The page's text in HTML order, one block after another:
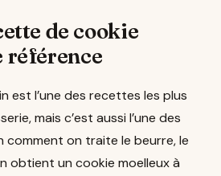
de cookie
référence
est l’une des recettes les plus
mais c’est aussi l’une des
comment on traite le beurre, le
obtient un cookie moelleux à